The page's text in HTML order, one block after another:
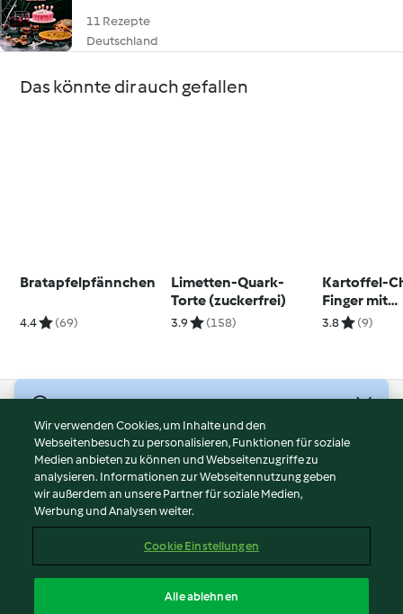
11 Rezepte
Deutschland
Das könnte dir auch gefallen
Bratapfelpfännchen
4.4 (69)
Limetten-Quark-
Torte (zuckerfrei)
3.9 (158)
Kartoffel-
Finger mit
3.8 (9)
Nutzungsbedingungen
Datenschutzrichtlinien
Disclaimer
Impressum
Inhalt melden
Wir verwenden Cookies, um Inhalte und den
Webseitenbesuch zu personalisieren, Funktionen für soziale
Medien anbieten zu können und Webseitenzugriffe zu
analysieren. Informationen zur Webseitennutzung geben
wir außerdem an unsere Partner für soziale Medien,
Werbung und Analysen weiter.
Cookie Einstellungen
Alle ablehnen